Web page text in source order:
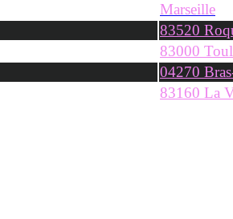
Marseille
83520
83000
04270
83160 La